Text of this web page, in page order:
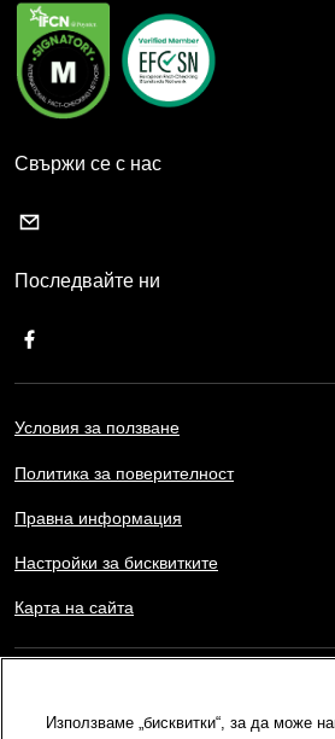
Свържи се с нас
Последвайте ни
Условия за ползване
Политика за поверителност
Правна информация
Настройки за бисквитките
Карта на сайта
Copyright © AFP 2017-2026. Всички
този уебсайт, както и да използват
Използваме „бисквитки“, за да може